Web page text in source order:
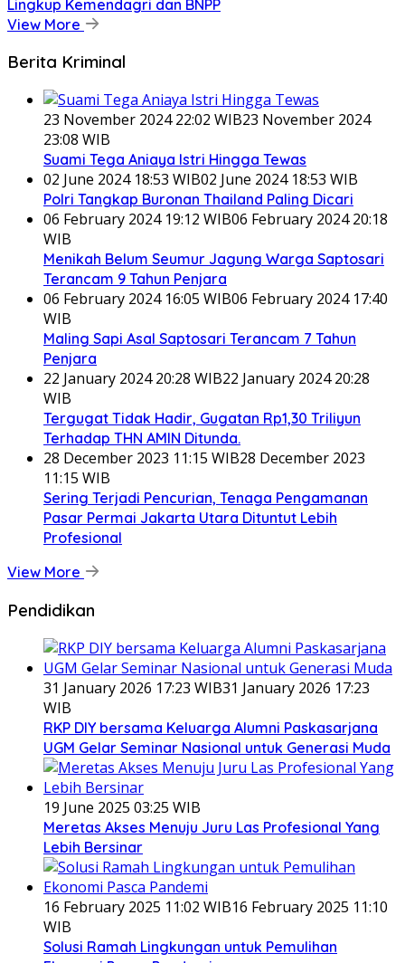
Lingkup Kemendagri dan BNPP
View More
Berita Kriminal
23 November 2024 22:02 WIB23 November 2024
23:08 WIB
Suami Tega Aniaya Istri Hingga Tewas
02 June 2024 18:53 WIB02 June 2024 18:53 WIB
Polri Tangkap Buronan Thailand Paling Dicari
06 February 2024 19:12 WIB06 February 2024 20:18
WIB
Menikah Belum Seumur Jagung Warga Saptosari
Terancam 9 Tahun Penjara
06 February 2024 16:05 WIB06 February 2024 17:40
WIB
Maling Sapi Asal Saptosari Terancam 7 Tahun
Penjara
22 January 2024 20:28 WIB22 January 2024 20:28
WIB
Tergugat Tidak Hadir, Gugatan Rp1,30 Triliyun
Terhadap THN AMIN Ditunda.
28 December 2023 11:15 WIB28 December 2023
11:15 WIB
Sering Terjadi Pencurian, Tenaga Pengamanan
Pasar Permai Jakarta Utara Dituntut Lebih
Profesional
View More
Pendidikan
31 January 2026 17:23 WIB31 January 2026 17:23
WIB
RKP DIY bersama Keluarga Alumni Paskasarjana
UGM Gelar Seminar Nasional untuk Generasi Muda
19 June 2025 03:25 WIB
Meretas Akses Menuju Juru Las Profesional Yang
Lebih Bersinar
16 February 2025 11:02 WIB16 February 2025 11:10
WIB
Solusi Ramah Lingkungan untuk Pemulihan